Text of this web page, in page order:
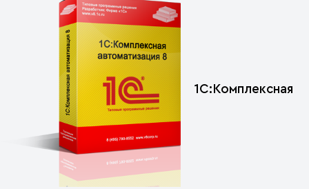
1С:Комплексная